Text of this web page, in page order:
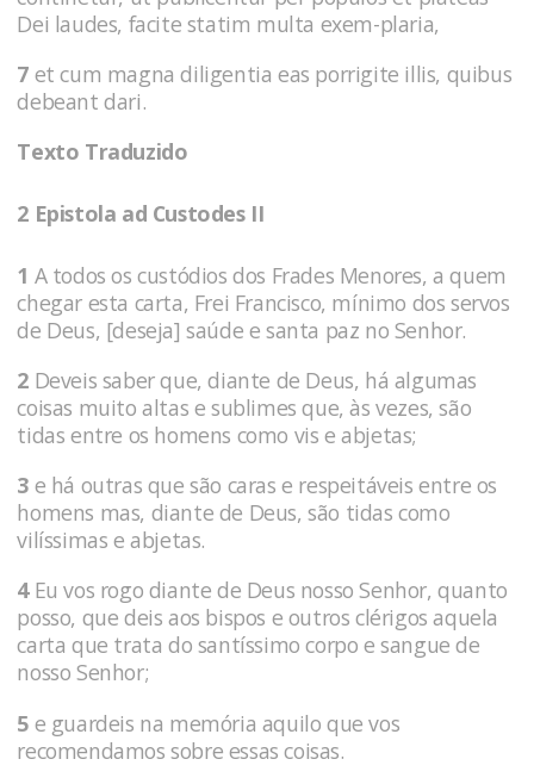
Dei laudes, facite statim multa exem-plaria,
7 et cum magna diligentia eas porrigite illis, quibus
debeant dari.
Texto Traduzido
2 Epistola ad Custodes II
1 A todos os custódios dos Frades Menores, a quem
chegar esta carta, Frei Francisco, mínimo dos servos
de Deus, [deseja] saúde e santa paz no Senhor.
2 Deveis saber que, diante de Deus, há algumas
coisas muito altas e sublimes que, às vezes, são
tidas entre os homens como vis e abjetas;
3 e há outras que são caras e respeitáveis entre os
homens mas, diante de Deus, são tidas como
vilíssimas e abjetas.
4Eu vos rogo diante de Deus nosso Senhor, quanto
posso, que deis aos bispos e outros clérigos aquela
carta que trata do santíssimo corpo e sangue de
nosso Senhor;
5 e guardeis na memória aquilo que vos
recomendamos sobre essas coisas.